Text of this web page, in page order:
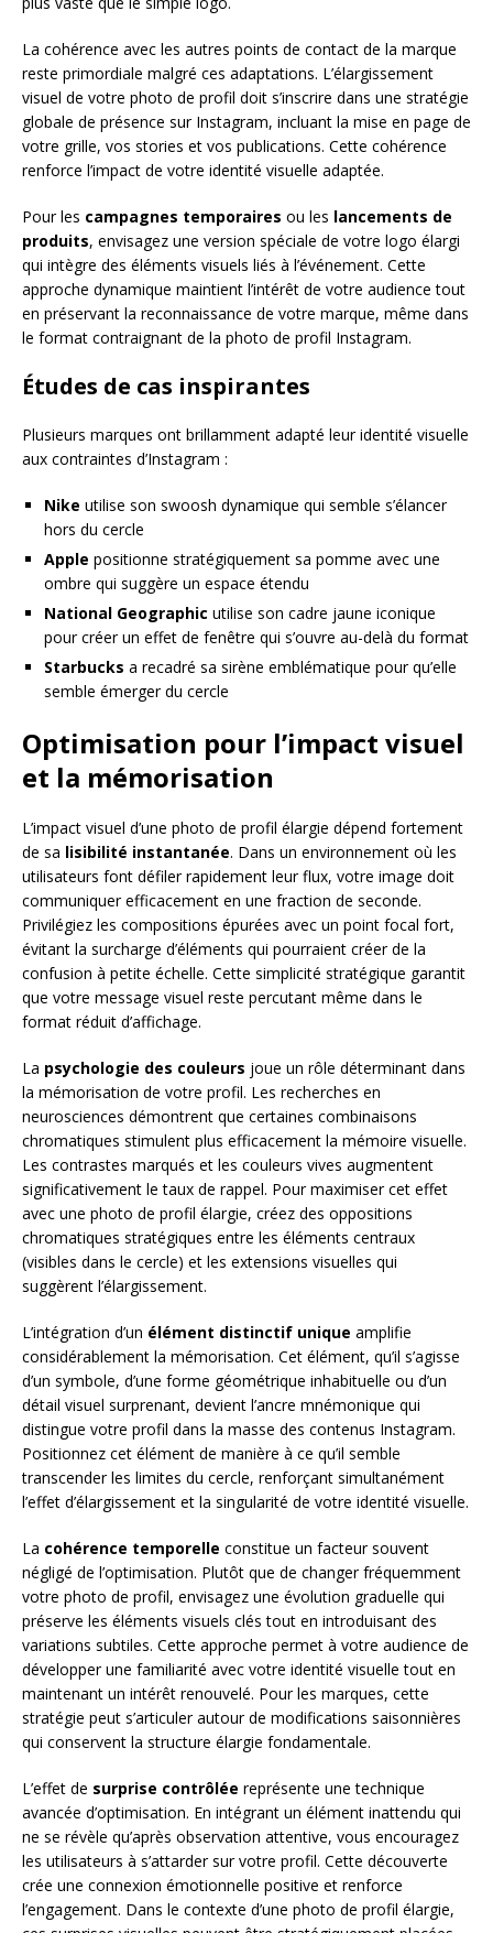
La cohérence avec les autres points de contact de la marque
reste primordiale malgré ces adaptations. L’élargissement
visuel de votre photo de profil doit s’inscrire dans une stratégie
globale de présence sur Instagram, incluant la mise en page de
votre grille, vos stories et vos publications. Cette cohérence
renforce l’impact de votre identité visuelle adaptée.
Pour les campagnes temporaires ou les lancements de
produits, envisagez une version spéciale de votre logo élargi
qui intègre des éléments visuels liés à l’événement. Cette
approche dynamique maintient l’intérêt de votre audience tout
en préservant la reconnaissance de votre marque, même dans
le format contraignant de la photo de profil Instagram.
Études de cas inspirantes
Plusieurs marques ont brillamment adapté leur identité visuelle
aux contraintes d’Instagram :
Nike utilise son swoosh dynamique qui semble s’élancer
hors du cercle
Apple positionne stratégiquement sa pomme avec une
ombre qui suggère un espace étendu
National Geographic utilise son cadre jaune iconique
pour créer un effet de fenêtre qui s’ouvre au-delà du format
Starbucks a recadré sa sirène emblématique pour qu’elle
semble émerger du cercle
Optimisation pour l’impact visuel
et la mémorisation
L’impact visuel d’une photo de profil élargie dépend fortement
de sa lisibilité instantanée. Dans un environnement où les
utilisateurs font défiler rapidement leur flux, votre image doit
communiquer efficacement en une fraction de seconde.
Privilégiez les compositions épurées avec un point focal fort,
évitant la surcharge d’éléments qui pourraient créer de la
confusion à petite échelle. Cette simplicité stratégique garantit
que votre message visuel reste percutant même dans le
format réduit d’affichage.
La psychologie des couleurs joue un rôle déterminant dans
la mémorisation de votre profil. Les recherches en
neurosciences démontrent que certaines combinaisons
chromatiques stimulent plus efficacement la mémoire visuelle.
Les contrastes marqués et les couleurs vives augmentent
significativement le taux de rappel. Pour maximiser cet effet
avec une photo de profil élargie, créez des oppositions
chromatiques stratégiques entre les éléments centraux
(visibles dans le cercle) et les extensions visuelles qui
suggèrent l’élargissement.
L’intégration d’un élément distinctif unique amplifie
considérablement la mémorisation. Cet élément, qu’il s’agisse
d’un symbole, d’une forme géométrique inhabituelle ou d’un
détail visuel surprenant, devient l’ancre mnémonique qui
distingue votre profil dans la masse des contenus Instagram.
Positionnez cet élément de manière à ce qu’il semble
transcender les limites du cercle, renforçant simultanément
l’effet d’élargissement et la singularité de votre identité visuelle.
La cohérence temporelle constitue un facteur souvent
négligé de l’optimisation. Plutôt que de changer fréquemment
votre photo de profil, envisagez une évolution graduelle qui
préserve les éléments visuels clés tout en introduisant des
variations subtiles. Cette approche permet à votre audience de
développer une familiarité avec votre identité visuelle tout en
maintenant un intérêt renouvelé. Pour les marques, cette
stratégie peut s’articuler autour de modifications saisonnières
qui conservent la structure élargie fondamentale.
L’effet de surprise contrôlée représente une technique
avancée d’optimisation. En intégrant un élément inattendu qui
ne se révèle qu’après observation attentive, vous encouragez
les utilisateurs à s’attarder sur votre profil. Cette découverte
crée une connexion émotionnelle positive et renforce
l’engagement. Dans le contexte d’une photo de profil élargie,